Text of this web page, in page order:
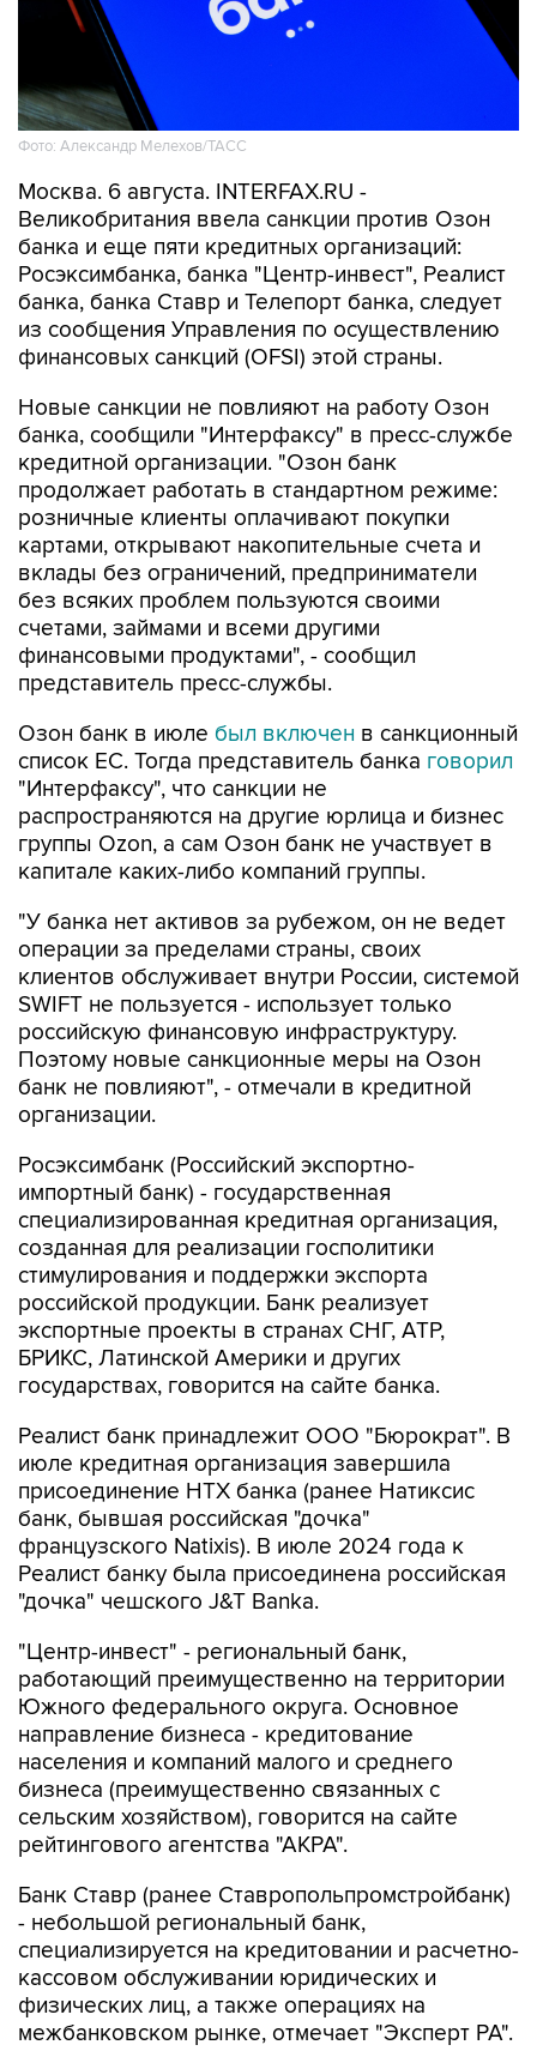
Фото: Александр Мелехов/ТАСС
Москва. 6 августа. INTERFAX.RU -
Великобритания ввела санкции против Озон
банка и еще пяти кредитных организаций:
Росэксимбанка, банка "Центр-инвест", Реалист
банка, банка Ставр и Телепорт банка, следует
из сообщения Управления по осуществлению
финансовых санкций (OFSI) этой страны.
Новые санкции не повлияют на работу Озон
банка, сообщили "Интерфаксу" в пресс-службе
кредитной организации. "Озон банк
продолжает работать в стандартном режиме:
розничные клиенты оплачивают покупки
картами, открывают накопительные счета и
вклады без ограничений, предприниматели
без всяких проблем пользуются своими
счетами, займами и всеми другими
финансовыми продуктами", - сообщил
представитель пресс-службы.
Озон банк в июле был включен в санкционный
список ЕС. Тогда представитель банка говорил
"Интерфаксу", что санкции не
распространяются на другие юрлица и бизнес
группы Ozon, а сам Озон банк не участвует в
капитале каких-либо компаний группы.
"У банка нет активов за рубежом, он не ведет
операции за пределами страны, своих
клиентов обслуживает внутри России, системой
SWIFT не пользуется - использует только
российскую финансовую инфраструктуру.
Поэтому новые санкционные меры на Озон
банк не повлияют", - отмечали в кредитной
организации.
Росэксимбанк (Российский экспортно-
импортный банк) - государственная
специализированная кредитная организация,
созданная для реализации госполитики
стимулирования и поддержки экспорта
российской продукции. Банк реализует
экспортные проекты в странах СНГ, АТР,
БРИКС, Латинской Америки и других
государствах, говорится на сайте банка.
Реалист банк принадлежит ООО "Бюрократ". В
июле кредитная организация завершила
присоединение НТХ банка (ранее Натиксис
банк, бывшая российская "дочка"
французского Natixis). В июле 2024 года к
Реалист банку была присоединена российская
"дочка" чешского J&T Banka.
"Центр-инвест" - региональный банк,
работающий преимущественно на территории
Южного федерального округа. Основное
направление бизнеса - кредитование
населения и компаний малого и среднего
бизнеса (преимущественно связанных с
сельским хозяйством), говорится на сайте
рейтингового агентства "АКРА".
Банк Ставр (ранее Ставропольпромстройбанк)
- небольшой региональный банк,
специализируется на кредитовании и расчетно-
кассовом обслуживании юридических и
физических лиц, а также операциях на
межбанковском рынке, отмечает "Эксперт РА".